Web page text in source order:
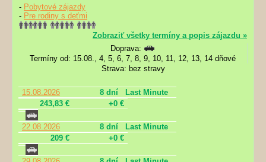
- Pobytové zájazdy
- Pre rodiny s deťmi
Zobraziť všetky termíny a popis zájazdu »
Doprava:
Termíny od: 15.08., 4, 5, 6, 7, 8, 9, 10, 11, 12, 13, 14 dňové
Strava: bez stravy
15.08.2026 8 dní
Last Minute
243,83 €
+0 €
22.08.2026 8 dní
Last Minute
209 €
+0 €